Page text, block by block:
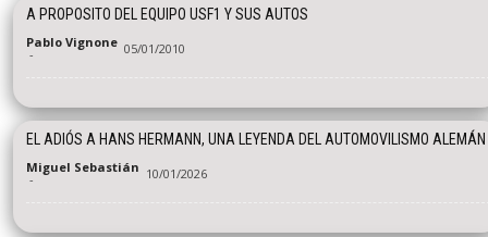
A PROPOSITO DEL EQUIPO USF1 Y SUS AUTOS
Pablo Vignone
- 05/01/2010
EL ADIÓS A HANS HERMANN, UNA LEYENDA DEL AUTOMOVILISMO ALEMÁN
Miguel Sebastián
- 10/01/2026